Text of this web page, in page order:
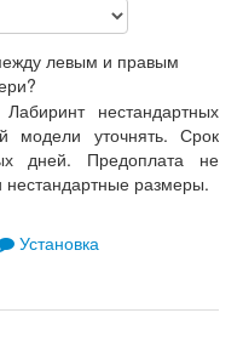
2.0
левым и правым
нестандартных
модели уточнять. Срок
дней. Предоплата не
нестандартные размеры.
Установка